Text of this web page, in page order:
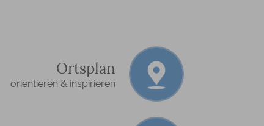
Ortsplan
orientieren & inspirieren